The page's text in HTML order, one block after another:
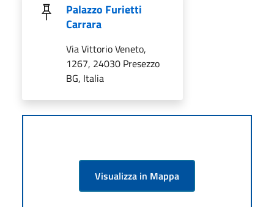
Palazzo Furietti
Carrara
Via Vittorio Veneto,
1267, 24030 Presezzo
BG, Italia
Visualizza in Mappa